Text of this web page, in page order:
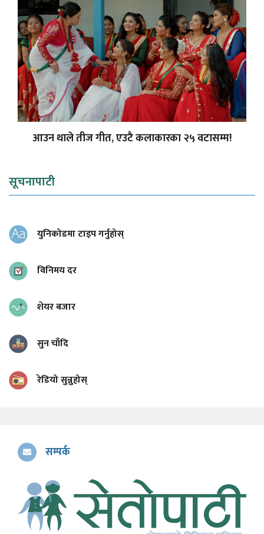
आउन थाले तीज गीत, एउटै कलाकारका २५ वटासम्म!
सूचनापाटी
युनिकोडमा टाइप गर्नुहोस्
विनिमय दर
शेयर बजार
सुन चाँदि
रेडियो सुन्नुहोस्
सम्पर्क